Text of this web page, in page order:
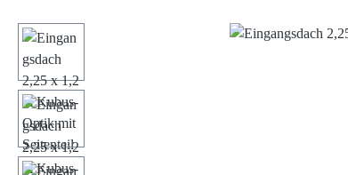
Bildergalerie überspringen